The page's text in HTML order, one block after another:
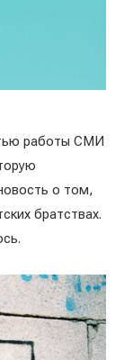
работы СМИ
о том,
братствах.